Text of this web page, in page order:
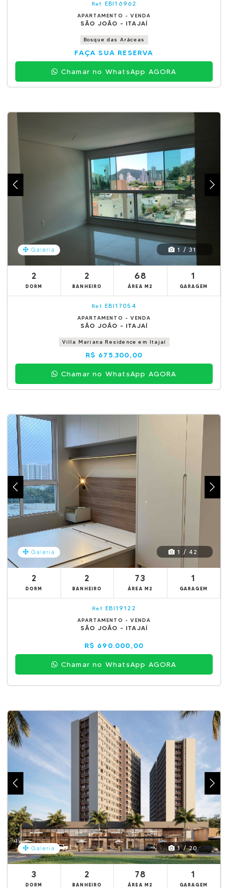
Ref. EBI16962
APARTAMENTO - VENDA
SÃO JOÃO - ITAJAÍ
Bosque das Aráceas
FAÇA SUA RESERVA
Chamar no WhatsApp AGORA
Galeria 1 / 31
2
DORM
2
BANHEIRO
68
ÁREA M2
1
GARAGEM
Ref. EBI17054
APARTAMENTO - VENDA
SÃO JOÃO - ITAJAÍ
Villa Mariana Residence em Itajaí
R$ 675.300,00
Chamar no WhatsApp AGORA
Galeria 1 / 42
2
DORM
2
BANHEIRO
73
ÁREA M2
1
GARAGEM
Ref. EBI19122
APARTAMENTO - VENDA
SÃO JOÃO - ITAJAÍ
R$ 690.000,00
Chamar no WhatsApp AGORA
Galeria 1 / 20
3
DORM
2
BANHEIRO
78
ÁREA M2
1
GARAGEM